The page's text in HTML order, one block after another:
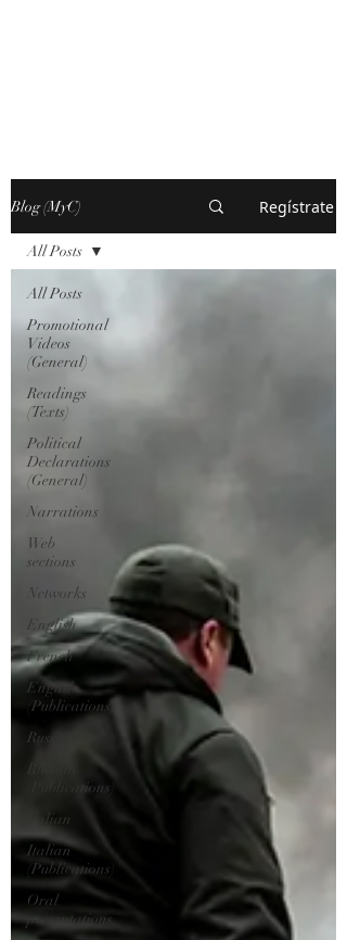
Blog (MyC) Regístrate
All Posts
Promotional
Videos
(General)
Readings
(Texts)
Political
Declarations
(General)
Narrations
Web
sections
Networks
English
French
English
(Publications)
Russian
Russian
(Publications)
Italian
Italian
(Publications)
Oral
presentations
All Posts